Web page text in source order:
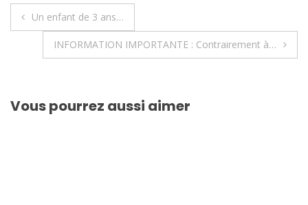
Navigation
Un enfant de 3 ans…
INFORMATION IMPORTANTE : Contrairement à…
Vous pourrez aussi aimer